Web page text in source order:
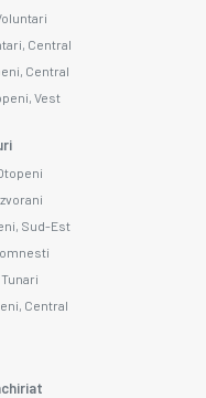
Central
Central
Vest
Sud-Est
Central